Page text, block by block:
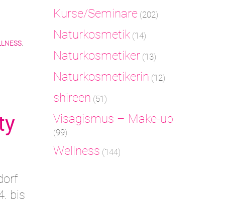
bis
Kurse/Seminare (202)
Naturkosmetik (14)
Naturkosmetiker (13)
Naturkosmetikerin (12)
shireen (51)
Visagismus – Make-up
(99)
Wellness (144)